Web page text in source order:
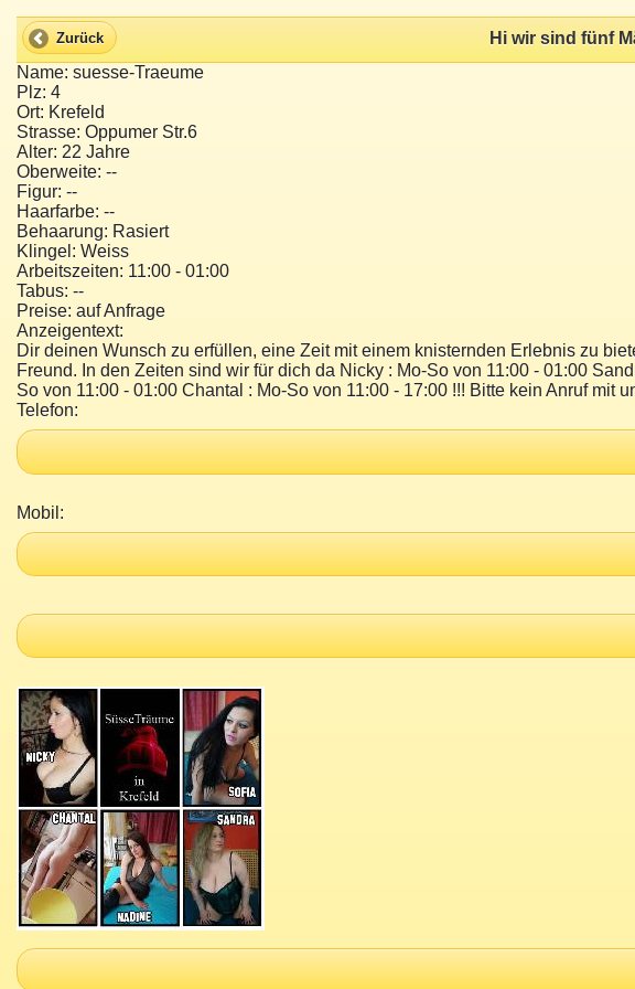
Zurück
Hi wir sind fünf
Name: suesse-Traeume
Plz: 4
Ort: Krefeld
Strasse: Oppumer Str.6
Alter: 22 Jahre
Oberweite: --
Figur: --
Haarfarbe: --
Behaarung: Rasiert
Klingel: Weiss
Arbeitszeiten: 11:00 - 01:00
Tabus: --
Preise: auf Anfrage
Anzeigentext:
Dir deinen Wunsch zu erfüllen, eine Zeit mit einem knisternden Erlebnis zu
Freund. In den Zeiten sind wir für dich da Nicky : Mo-So von 11:00 - 01:00
So von 11:00 - 01:00 Chantal : Mo-So von 11:00 - 17:00 !!! Bitte kein Anruf mit
Telefon:
Mobil: